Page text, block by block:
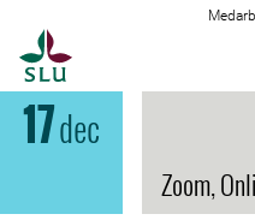
17dec
Zoom,